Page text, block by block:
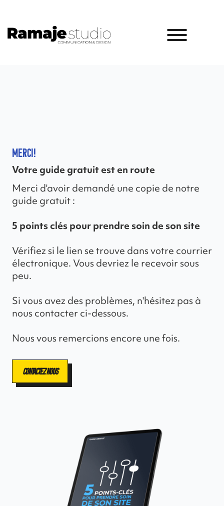
Merci!
Votre guide gratuit est en route
Merci d'avoir demandé une copie de notre
guide gratuit :
5 points clés pour prendre soin de son site
Vérifiez si le lien se trouve dans votre courrier
électronique. Vous devriez le recevoir sous
peu.
Si vous avez des problèmes, n'hésitez pas à
nous contacter ci-dessous.
Nous vous remercions encore une fois.
Contactez nous